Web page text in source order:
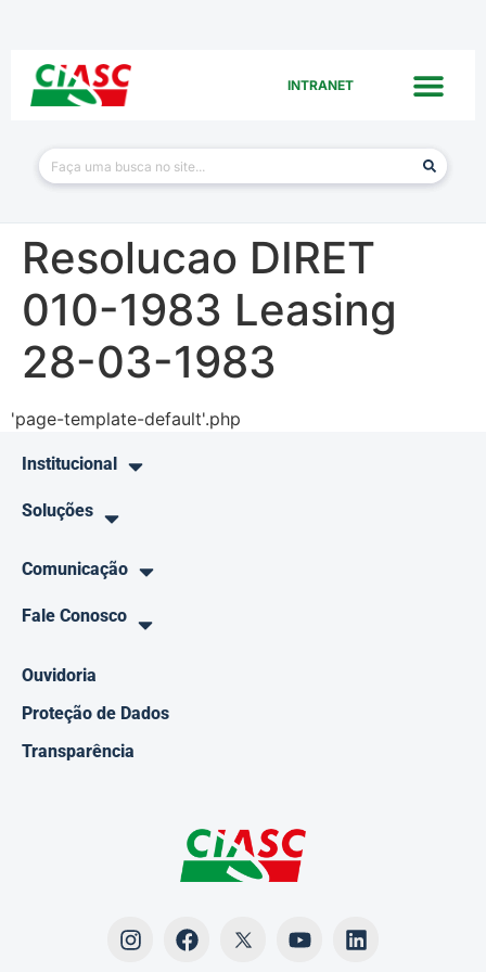
INTRANET
Resolucao DIRET
010-1983 Leasing
28-03-1983
'page-template-default'.php
Institucional
Soluções
Comunicação
Fale Conosco
Ouvidoria
Proteção de Dados
Transparência